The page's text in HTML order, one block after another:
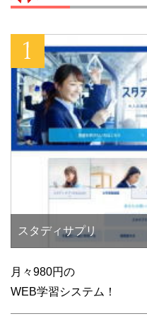
スタディサプリ
月々980円の
WEB学習システム！